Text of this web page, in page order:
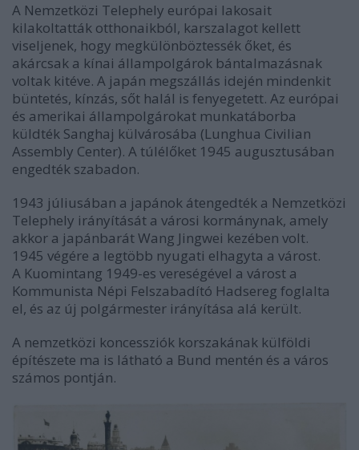
A Nemzetközi Telephely európai lakosait
kilakoltatták otthonaikból, karszalagot kellett
viseljenek, hogy megkülönböztessék őket, és
akárcsak a kínai állampolgárok bántalmazásnak
voltak kitéve. A japán megszállás idején mindenkit
büntetés, kínzás, sőt halál is fenyegetett. Az európai
és amerikai állampolgárokat munkatáborba
küldték Sanghaj külvárosába (Lunghua Civilian
Assembly Center). A túlélőket 1945 augusztusában
engedték szabadon.
1943 júliusában a japánok átengedték a Nemzetközi
Telephely irányítását a városi kormánynak, amely
akkor a japánbarát Wang Jingwei kezében volt.
1945 végére a legtöbb nyugati elhagyta a várost.
A Kuomintang 1949-es vereségével a várost a
Kommunista Népi Felszabadító Hadsereg foglalta
el, és az új polgármester irányítása alá került.
A nemzetközi koncessziók korszakának külföldi
építészete ma is látható a Bund mentén és a város
számos pontján.